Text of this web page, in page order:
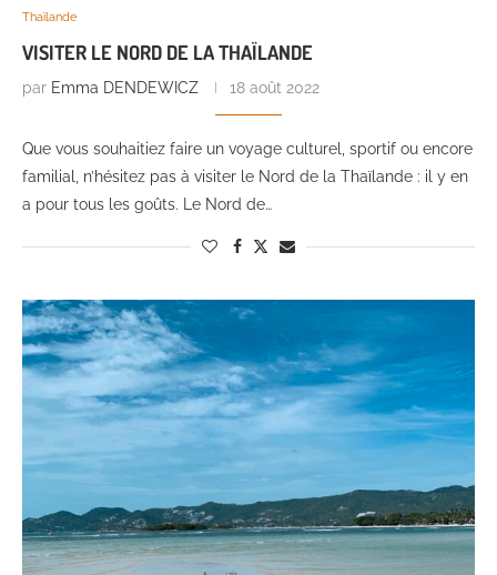
Thaïlande
VISITER LE NORD DE LA THAÏLANDE
par Emma DENDEWICZ 18 août 2022
Que vous souhaitiez faire un voyage culturel, sportif ou encore
familial, n’hésitez pas à visiter le Nord de la Thaïlande : il y en
a pour tous les goûts. Le Nord de…